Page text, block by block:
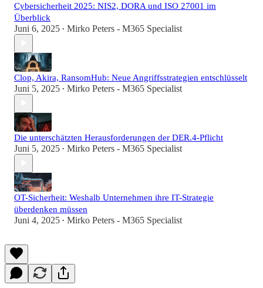
Cybersicherheit 2025: NIS2, DORA und ISO 27001 im
Überblick
Juni 6, 2025 • Mirko Peters - M365 Specialist
Clop, Akira, RansomHub: Neue Angriffsstrategien entschlüsselt
Juni 5, 2025 • Mirko Peters - M365 Specialist
Die unterschätzten Herausforderungen der DER.4-Pflicht
Juni 5, 2025 • Mirko Peters - M365 Specialist
OT-Sicherheit: Weshalb Unternehmen ihre IT-Strategie
überdenken müssen
Juni 4, 2025 • Mirko Peters - M365 Specialist